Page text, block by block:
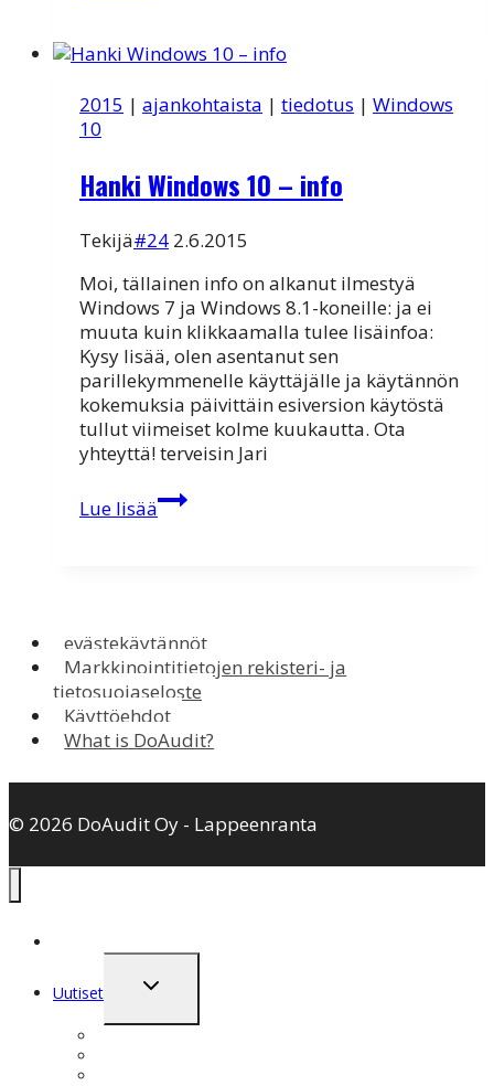
toimii
vain
Windows
10:ssä
2015 | ajankohtaista | tiedotus | Windows
10
Hanki Windows 10 – info
Tekijä#24 2.6.2015
Moi, tällainen info on alkanut ilmestyä
Windows 7 ja Windows 8.1-koneille: ja ei
muuta kuin klikkaamalla tulee lisäinfoa:
Kysy lisää, olen asentanut sen
parillekymmenelle käyttäjälle ja käytännön
kokemuksia päivittäin esiversion käytöstä
tullut viimeiset kolme kuukautta. Ota
yhteyttä! terveisin Jari
Lue lisää
Hanki
Windows
evästekäytännöt
Markkinointitietojen rekisteri- ja
tietosuojaseloste
Käyttöehdot
What is DoAudit?
© 2026 DoAudit Oy - Lappeenranta
Uutiset
Toggle
menu